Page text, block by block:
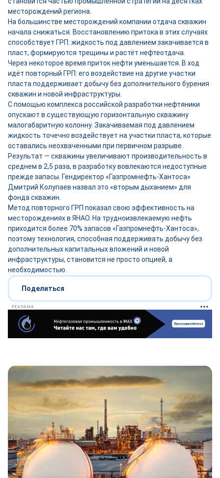
месторождений региона.
На большинстве месторождений компании отдача скважин
начала снижаться. Восстановлению притока в этих случаях
способствует ГРП: жидкость под давлением закачивается в
пласт, формируются трещины и растёт нефтеотдача.
Через некоторое время приток нефти уменьшается. В ход
идёт повторный ГРП: его воздействие на другие участки
пласта поддерживает добычу без дополнительного бурения
скважин и новой инфраструктуры.
С помощью комплекса российской разработки нефтяники
опускают в существующую горизонтальную скважину
малогабаритную колонну. Закачиваемая под давлением
жидкость точечно воздействует на участки пласта, которые
оставались неохваченными при первичном разрыве.
Результат — скважины увеличивают производительность в
среднем в 2,5 раза, в разработку вовлекаются недоступные
прежде запасы. Гендиректор «Газпромнефть-Хантоса»
Дмитрий Колупаев назвал это «вторым дыханием» для
фонда скважин.
Метод повторного ГРП показал свою эффективность на
месторождениях в ЯНАО. На трудноизвлекаемую нефть
приходится более 70% запасов «Газпромнефть-Хантоса»,
поэтому технология, способная поддерживать добычу без
дополнительных капитальных вложений и новой
инфраструктуры, становится не просто опцией, а
необходимостью.
Поделиться
РЕКЛАМА